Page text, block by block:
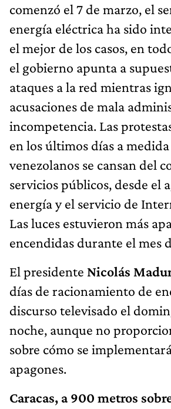
comenzó el 7 de marzo, el
energía eléctrica ha sido
el mejor de los casos, en
el gobierno apunta a
ataques a la red mientras
acusaciones de mala
incompetencia. Las
en los últimos días a
venezolanos se cansan del
servicios públicos, desde el
energía y el servicio de
Las luces estuvieron más
encendidas durante el mes
El presidente Nicolás
días de racionamiento de
discurso televisado el
noche, aunque no
sobre cómo se
apagones.
Caracas, a 900 metros